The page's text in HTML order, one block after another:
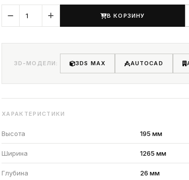
В КОРЗИНУ
3D-МОДЕЛИ: 3DS MAX AUTOCAD
ХАРАКТЕРИСТИКИ
Высота 195 мм
Ширина 1265 мм
Глубина 26 мм